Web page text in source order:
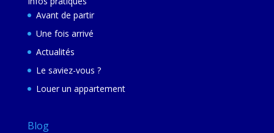
Avant de partir
Une fois arrivé
Actualités
Le saviez-vous ?
Louer un appartement
Blog